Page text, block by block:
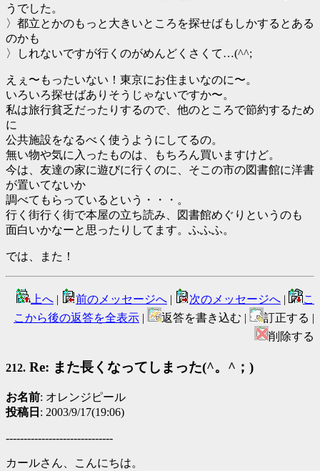
うでした。
〉都立とかのもっと大きいところを探せばもしかするとある
のかも
〉しれないですが行くのがめんどくさくて…(^^;
えぇ〜もったいない！東京にお住まいなのに〜。
いろいろ探せばありそうじゃないですか〜。
私は旅行貧乏だったりするので、他のところで節約するため
に
公共施設をなるべく使うようにしてるの。
無い物や気に入ったものは、もちろん買いますけど。
今は、友達の家に遊びに行くのに、そこの市の図書館に洋書
が置いてないか
調べてもらっているという・・・。
行く街行く街で本屋の立ち読み、図書館めぐりというのも
面白いかなーと思ったりしてます。ふふふ。
では、また！
上へ | 前のメッセージへ | 次のメッセージへ |
こ
こから後の返答を全表示 | 返答を書き込む |
訂正する |
削除する
212. Re: また長くなってしまった(^。^；)
お名前: オレンジピール
投稿日 : 2003/9/17(19:06)
------------------------------
カールさん、こんにちは。